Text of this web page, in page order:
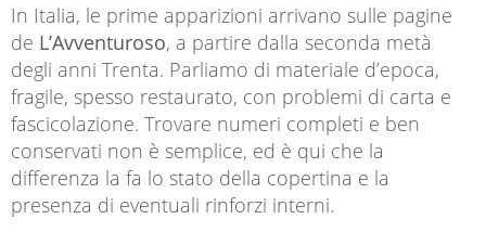
In Italia, le prime apparizioni arrivano sulle pagine
de L’Avventuroso, a partire dalla seconda metà
degli anni Trenta. Parliamo di materiale d’epoca,
fragile, spesso restaurato, con problemi di carta e
fascicolazione. Trovare numeri completi e ben
conservati non è semplice, ed è qui che la
differenza la fa lo stato della copertina e la
presenza di eventuali rinforzi interni.